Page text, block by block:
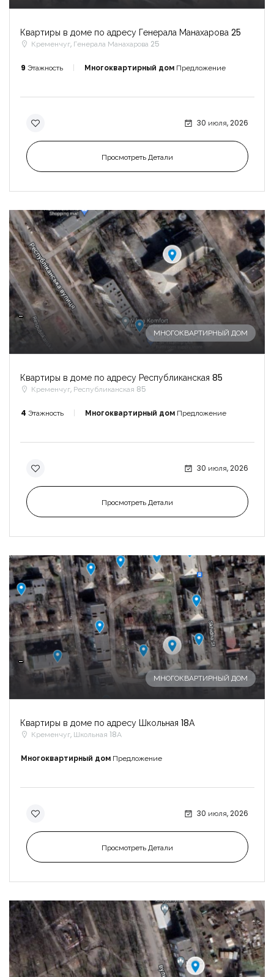
Квартиры в доме по адресу Генерала Манахарова 25
Кременчуг, Генерала Манахарова 25
9 Этажность Многоквартирный дом Предложение
30 июля, 2026
Просмотреть Детали
-
МНОГОКВАРТИРНЫЙ ДОМ
Квартиры в доме по адресу Республиканская 85
Кременчуг, Республиканская 85
4 Этажность Многоквартирный дом Предложение
30 июля, 2026
Просмотреть Детали
-
МНОГОКВАРТИРНЫЙ ДОМ
Квартиры в доме по адресу Школьная 18А
Кременчуг, Школьная 18А
Многоквартирный дом Предложение
30 июля, 2026
Просмотреть Детали